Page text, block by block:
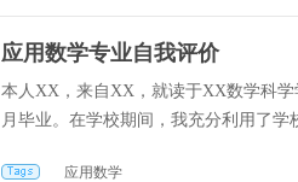
应用数学专业自我评价
本人XX，来自XX，就读于XX数学科
月毕业。在学校期间，我充分利用了
应用数学